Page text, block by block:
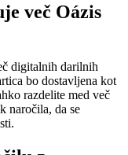
več Oázis
digitalnih darilnih
bo dostavljena kot
razdelite med več
naročila, da se